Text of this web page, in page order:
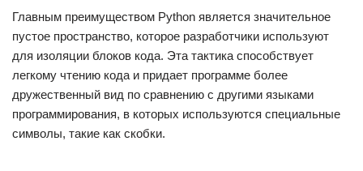
Главным преимуществом Python является значительное
пустое пространство, которое разработчики используют
для изоляции блоков кода. Эта тактика способствует
легкому чтению кода и придает программе более
дружественный вид по сравнению с другими языками
программирования, в которых используются специальные
символы, такие как скобки.